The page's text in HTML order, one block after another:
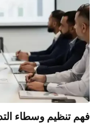
فهم تنظيم وسطاء